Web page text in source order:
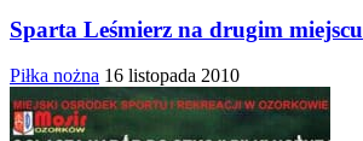
Sparta Leśmierz na drugim miejscu
Piłka nożna 16 listopada 2010